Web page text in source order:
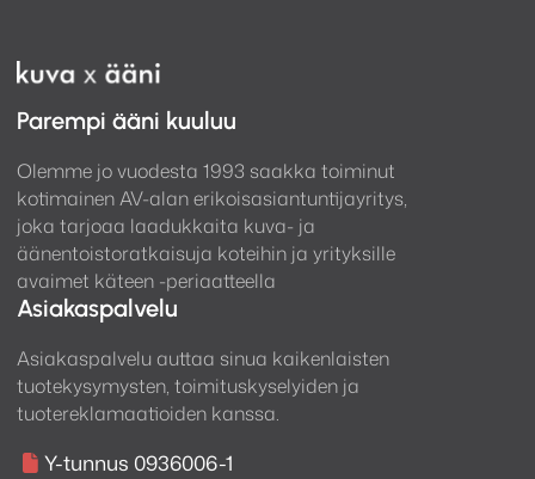
Parempi ääni kuuluu
Olemme jo vuodesta 1993 saakka toiminut
kotimainen AV-alan erikoisasiantuntijayritys,
joka tarjoaa laadukkaita kuva- ja
äänentoistoratkaisuja koteihin ja yrityksille
avaimet käteen -periaatteella
Asiakaspalvelu
Asiakaspalvelu auttaa sinua kaikenlaisten
tuotekysymysten, toimituskyselyiden ja
tuotereklamaatioiden kanssa.
Y-tunnus 0936006-1